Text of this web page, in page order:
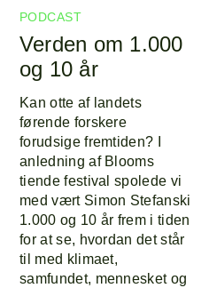
PODCAST
Verden om 1.000
og 10 år
Kan otte af landets
førende forskere
forudsige fremtiden? I
anledning af Blooms
tiende festival spolede vi
med vært Simon Stefanski
1.000 og 10 år frem i tiden
for at se, hvordan det står
til med klimaet,
samfundet, mennesket og